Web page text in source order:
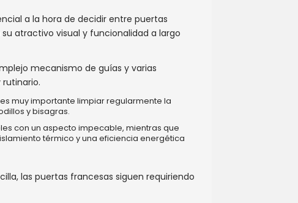
a la hora de decidir entre puertas
atractivo visual y funcionalidad a largo
mecanismo de guías y varias
muy importante limpiar regularmente la
y bisagras.
con un aspecto impecable, mientras que
térmico y una eficiencia energética
las puertas francesas siguen requiriendo